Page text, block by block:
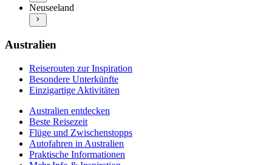
Mehr Info & Inspiration
Beste Reisezeit
Flüge und Zwischenstopps
Praktische Informationen
Neuseeland
Australien
Reiserouten zur Inspiration
Besondere Unterkünfte
Einzigartige Aktivitäten
Australien entdecken
Beste Reisezeit
Flüge und Zwischenstopps
Autofahren in Australien
Praktische Informationen